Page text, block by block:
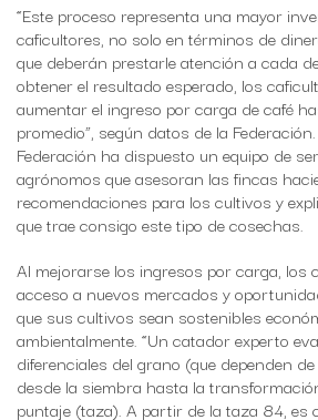
“Este proceso representa una mayor
caficultores, no solo en términos de
que deberán prestarle atención a cada
obtener el resultado esperado, los
aumentar el ingreso por carga de café
promedio”, según datos de la
Federación ha dispuesto un equipo de
agrónomos que asesoran las fincas
recomendaciones para los cultivos y
que trae consigo este tipo de cosechas.
Al mejorarse los ingresos por carga, los
acceso a nuevos mercados y
que sus cultivos sean sostenibles
ambientalmente. “Un catador experto
diferenciales del grano (que dependen
desde la siembra hasta la
puntaje (taza). A partir de la taza 84, es